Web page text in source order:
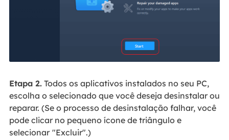
Etapa 2.Todos os aplicativos instalados no seu PC,
escolha o selecionado que você deseja desinstalar ou
reparar. (Se o processo de desinstalação falhar, você
pode clicar no pequeno ícone de triângulo e
selecionar "Excluir".)